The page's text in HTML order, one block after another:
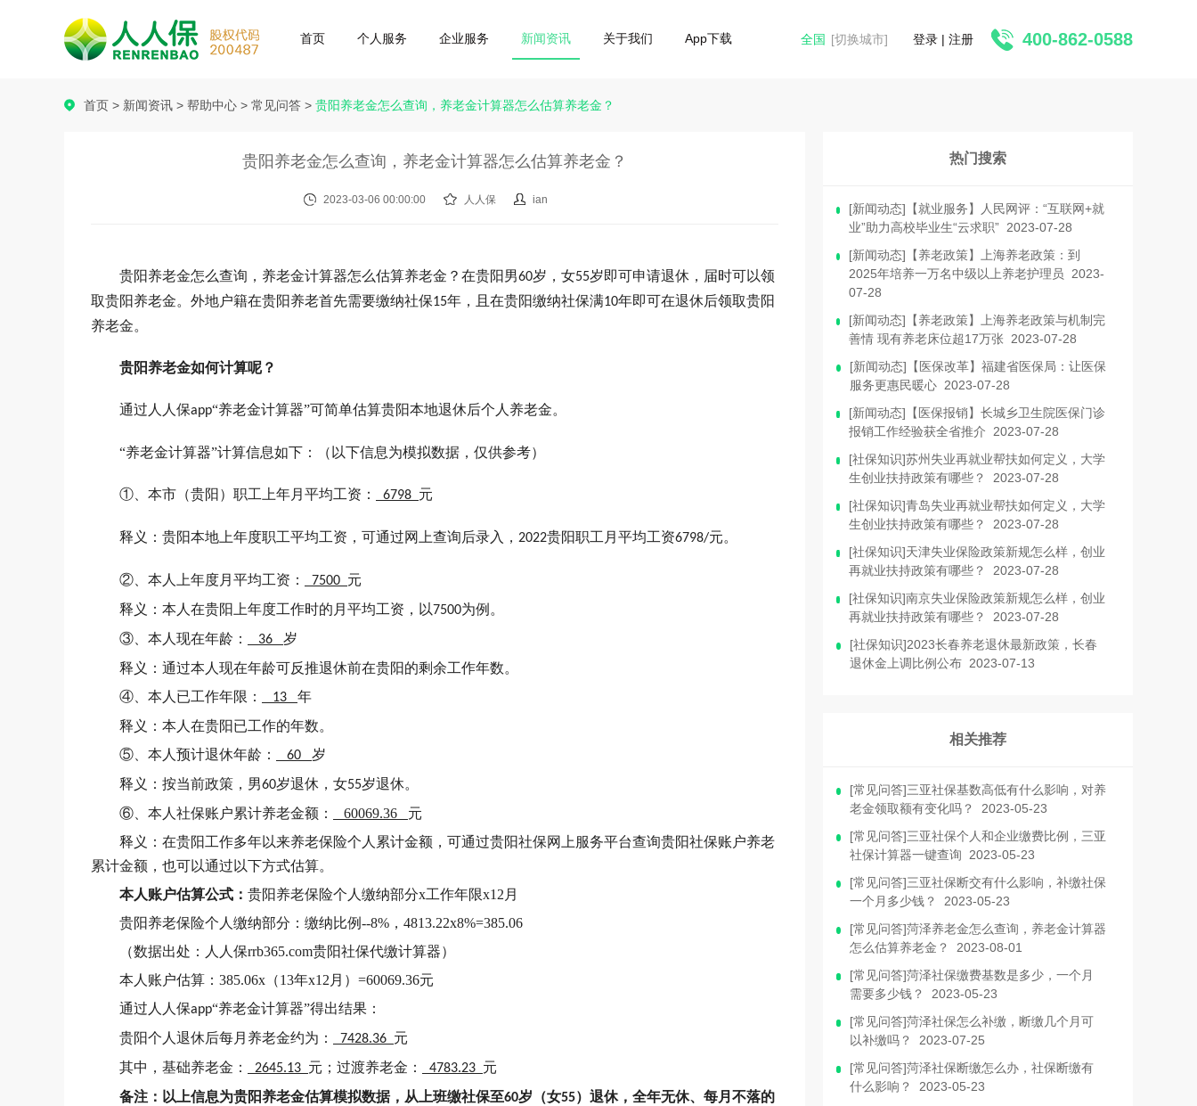
首页 个人服务 企业服务 新闻资讯 关于我们 App下载 全国 [切换城市] 登录 | 注册 400-862-0588
首页 > 新闻资讯 > 帮助中心 > 常见问答 > 贵阳养老金怎么查询，养老金计算器怎么估算养老金？
贵阳养老金怎么查询，养老金计算器怎么估算养老金？
2023-03-06 00:00:00 人人保 ian
贵阳养老金怎么查询，养老金计算器怎么估算养老金？在贵阳男60岁，女55岁即可申请退休，届时可以领
取贵阳养老金。外地户籍在贵阳养老首先需要缴纳社保15年，且在贵阳缴纳社保满10年即可在退休后领取贵阳
养老金。
贵阳养老金如何计算呢？
通过人人保app“养老金计算器”可简单估算贵阳本地退休后个人养老金。
“养老金计算器”计算信息如下：（以下信息为模拟数据，仅供参考）
①、本市（贵阳）职工上年月平均工资： 6798 元
释义：贵阳本地上年度职工平均工资，可通过网上查询后录入， 2022贵阳职工月平均工资6798/元。
②、本人上年度月平均工资： 7500 元
释义：本人在贵阳上年度工作时的月平均工资，以7500为例。
③、本人现在年龄：
36 岁
释义：通过本人现在年龄可反推退休前在贵阳的剩余工作年数。
④、本人已工作年限：
13 年
释义：本人在贵阳已工作的年数。
⑤、本人预计退休年龄：
60 岁
释义：按当前政策，男60岁退休，女55岁退休。
⑥、本人社保账户累计养老金额：
60069.36
元
释义：在贵阳工作多年以来养老保险个人累计金额，可通过贵阳社保网上服务平台查询贵阳社保账户养老
累计金额，也可以通过以下方式估算。
本人账户估算公式： 贵阳养老保险个人缴纳部分x工作年限x12月
贵阳养老保险个人缴纳部分：缴纳比例--8%，4813.22x8%=385.06
（数据出处：人人保rrb365.com贵阳社保代缴计算器）
本人账户估算：385.06x（13年x12月）=60069.36元
通过人人保app“养老金计算器”得出结果：
贵阳个人退休后每月养老金约为：
7428.36 元
其中，基础养老金：
2645.13 元；过渡养老金： 4783.23 元
备注：以上信息为贵阳养老金估算模拟数据，从上班缴社保至60岁（女55）退休，全年无休、每月不落的
热门搜索
[新闻动态]【就业服务】人民网评：“互联网+就
业”助力高校毕业生“云求职” 2023-07-28
[新闻动态]【养老政策】上海养老政策：到
2025年培养一万名中级以上养老护理员 2023-
07-28
[新闻动态]【养老政策】上海养老政策与机制完
善情 现有养老床位超17万张 2023-07-28
[新闻动态]【医保改革】福建省医保局：让医保
服务更惠民暖心 2023-07-28
[新闻动态]【医保报销】长城乡卫生院医保门诊
报销工作经验获全省推介 2023-07-28
[社保知识]苏州失业再就业帮扶如何定义，大学
生创业扶持政策有哪些？ 2023-07-28
[社保知识]青岛失业再就业帮扶如何定义，大学
生创业扶持政策有哪些？ 2023-07-28
[社保知识]天津失业保险政策新规怎么样，创业
再就业扶持政策有哪些？ 2023-07-28
[社保知识]南京失业保险政策新规怎么样，创业
再就业扶持政策有哪些？ 2023-07-28
[社保知识]2023长春养老退休最新政策，长春
退休金上调比例公布 2023-07-13
相关推荐
[常见问答]三亚社保基数高低有什么影响，对养
老金领取额有变化吗？ 2023-05-23
[常见问答]三亚社保个人和企业缴费比例，三亚
社保计算器一键查询 2023-05-23
[常见问答]三亚社保断交有什么影响，补缴社保
一个月多少钱？ 2023-05-23
[常见问答]菏泽养老金怎么查询，养老金计算器
怎么估算养老金？ 2023-08-01
[常见问答]菏泽社保缴费基数是多少，一个月
需要多少钱？ 2023-05-23
[常见问答]菏泽社保怎么补缴，断缴几个月可
以补缴吗？ 2023-07-25
[常见问答]菏泽社保断缴怎么办，社保断缴有
什么影响？ 2023-05-23